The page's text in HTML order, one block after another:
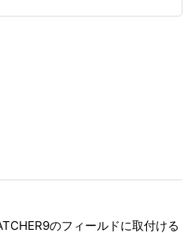
のフィールドに取付ける